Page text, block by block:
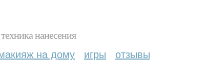
нанесения
на дому игры отзывы